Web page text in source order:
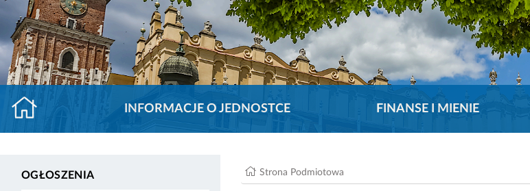
INFORMACJE O JEDNOSTCE FINANSE I MIENIE
OGŁOSZENIA Strona Podmiotowa